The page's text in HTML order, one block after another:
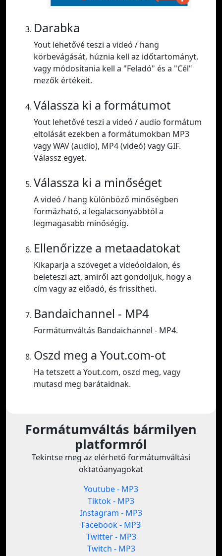
Darabka
Yout lehetővé teszi a videó / hang
körbevágását, húznia kell az időtartományt,
vagy módosítania kell a "Feladó" és a "Cél"
mezők értékeit.
Válassza ki a formátumot
Yout lehetővé teszi a videó / audio formátum
eltolását ezekben a formátumokban MP3
vagy WAV (audio), MP4 (videó) vagy GIF.
Válassz egyet.
Válassza ki a minőséget
A videó / hang különböző minőségben
formázható, a legalacsonyabbtól a
legmagasabb minőségig.
Ellenőrizze a metaadatokat
Kikaparja a szöveget a videóoldalon, és
beleteszi azt, amiről azt gondoljuk, hogy a
cím vagy az előadó, és frissítheti.
Bandaichannel - MP4
Formátumváltás Bandaichannel - MP4.
Oszd meg a Yout.com-ot
Ha tetszett a Yout.com, oszd meg, vagy
mutasd meg barátaidnak.
Formátumváltás bármilyen
platformról
Tekintse meg az elérhető formátumváltási
oktatóanyagokat
Youtube - MP3
Tiktok - MP3
Instagram - MP3
Facebook - MP3
Twitter - MP3
Twitch - MP3